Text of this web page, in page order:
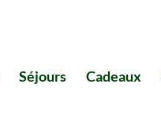
Séjours Cadeaux